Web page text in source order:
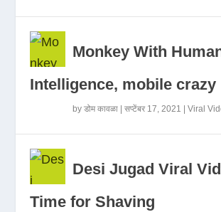
Monkey With
Intelligence, mobile crazy
byडोम कावळा |सप्टेंबर 17, 2021 |Viral
Desi Jugad Viral
Time for Shaving